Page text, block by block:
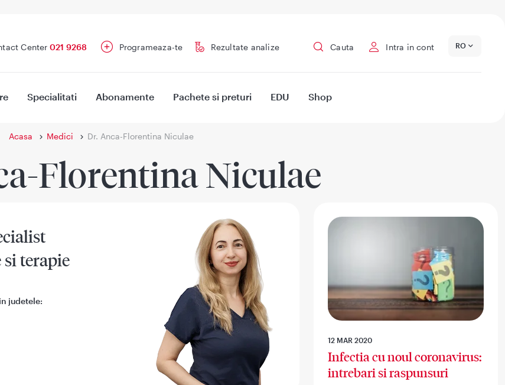
Center 021 9268 Programeaza-te Rezultate analize Cauta Intra in cont RO
Specialitati Abonamente Pachete si preturi EDU Shop
Acasa Medici Dr. Anca-Florentina Niculae
Florentina Niculae
si terapie
judetele:
12 MAR 2020
Infectia cu noul coronavirus:
intrebari si raspunsuri